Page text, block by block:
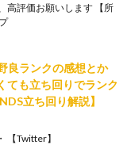
高評価お願いします 【所
良ランクの感想とか
ても立ち回りでランク
立ち回り解説】
【Twitter】